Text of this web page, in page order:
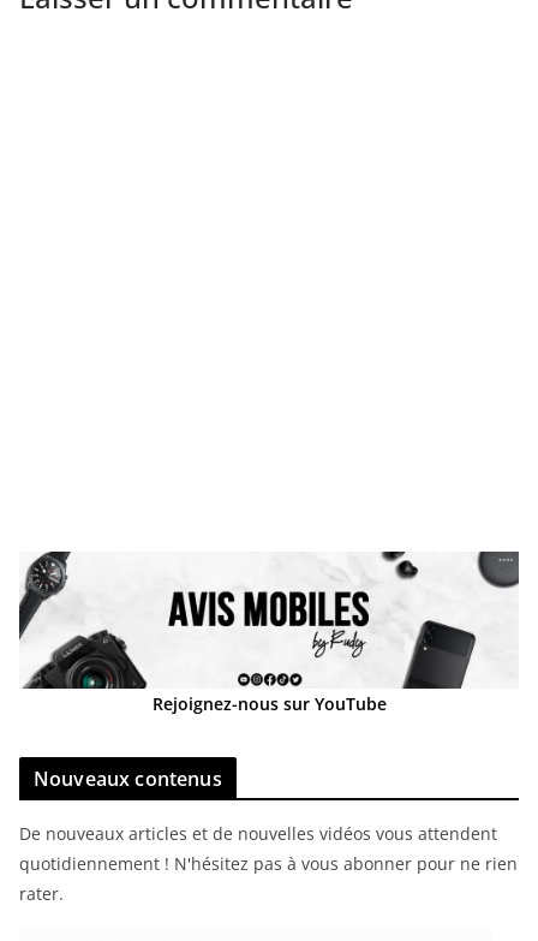
Rejoignez-nous sur YouTube
Nouveaux contenus
De nouveaux articles et de nouvelles vidéos vous attendent
quotidiennement ! N'hésitez pas à vous abonner pour ne rien
rater.